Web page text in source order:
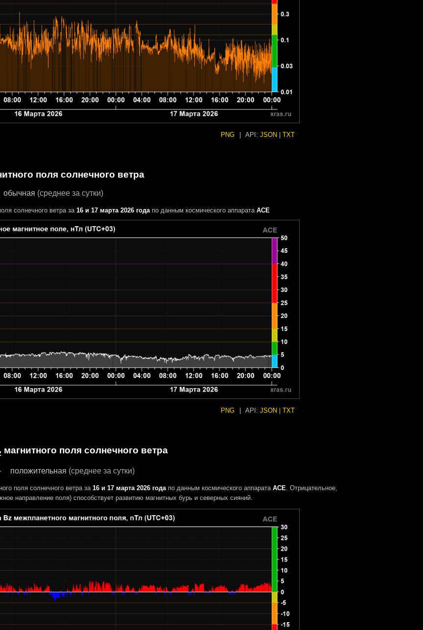
PNG API: JSON TXT
поля солнечного ветра
обычная (среднее за сутки)
солнечного ветра за 16 и 17 марта 2026 годапо данным космического аппарата ACE
PNG API: JSON TXT
магнитного поля солнечного ветра
положительная (среднее за сутки)
поля солнечного ветра за 16 и 17 марта 2026 годапо данным космического аппарата ACE . Отрицательное,
направление поля) способствует развитию магнитных бурь и северных сияний.